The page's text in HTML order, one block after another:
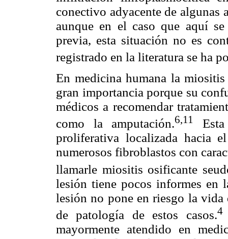
conectivo adyacente de
aunque en el caso que aquí
previa, esta situación no es
registrado en la literatura se ha
En medicina humana la
gran importancia porque su
médicos a recomendar
como la amputación.6,11
proliferativa localizada hacia
numerosos fibroblastos con
llamarle miositis osificante
lesión tiene pocos informes en
lesión no pone en riesgo la vida
de patología de estos casos.4
mayormente atendido en